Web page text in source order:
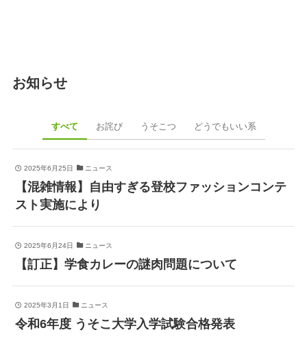
お知らせ
すべて お詫び うそこつ どうでもいい系
2025年6月25日 ニュース
【混雑情報】自由すぎる登校ファッションコンテ
スト実施により
2025年6月24日 ニュース
【訂正】学食カレーの謎肉問題について
2025年3月1日 ニュース
令和6年度 うそこ大学入学試験合格発表